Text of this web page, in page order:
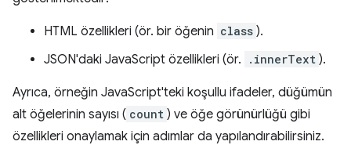
HTML özellikleri (ör. bir öğenin class ).
JSON'daki JavaScript özellikleri (ör.
.innerText ).
Ayrıca, örneğin JavaScript'teki koşullu ifadeler, düğümün
alt öğelerinin sayısı ( count ) ve öğe görünürlüğü gibi
özellikleri onaylamak için adımlar da yapılandırabilirsiniz.